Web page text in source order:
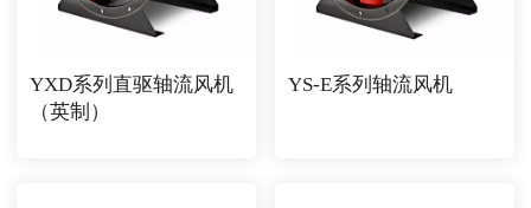
YXD系列直驱轴流风机
（英制）
YS-E系列轴流风机